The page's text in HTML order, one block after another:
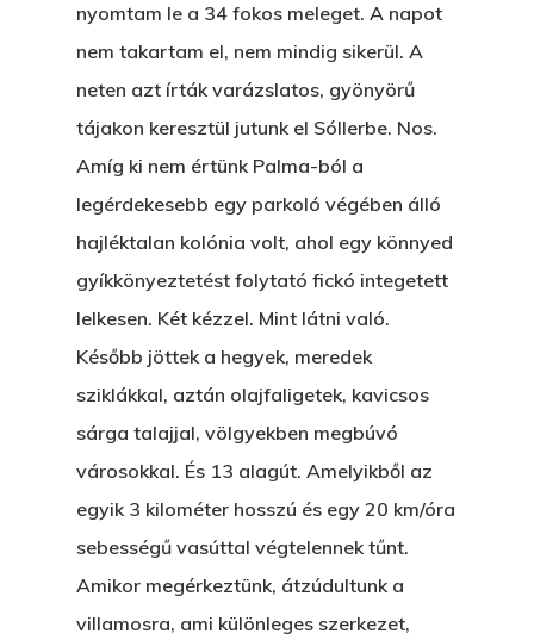
nyomtam le a 34 fokos meleget. A napot
nem takartam el, nem mindig sikerül. A
neten azt írták varázslatos, gyönyörű
tájakon keresztül jutunk el Sóllerbe. Nos.
Amíg ki nem értünk Palma-ból a
legérdekesebb egy parkoló végében álló
hajléktalan kolónia volt, ahol egy könnyed
gyíkkönyeztetést folytató fickó integetett
lelkesen. Két kézzel. Mint látni való.
Később jöttek a hegyek, meredek
sziklákkal, aztán olajfaligetek, kavicsos
sárga talajjal, völgyekben megbúvó
városokkal. És 13 alagút. Amelyikből az
egyik 3 kilométer hosszú és egy 20 km/óra
sebességű vasúttal végtelennek tűnt.
Amikor megérkeztünk, átzúdultunk a
villamosra, ami különleges szerkezet,